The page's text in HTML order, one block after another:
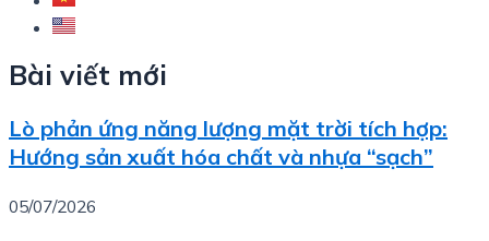
Bài viết mới
Lò phản ứng năng lượng mặt trời tích hợp:
Hướng sản xuất hóa chất và nhựa “sạch”
05/07/2026